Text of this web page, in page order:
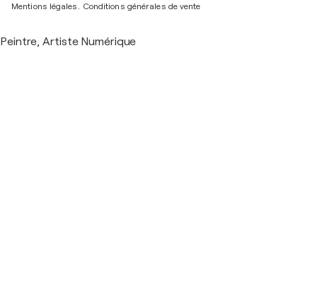
Mentions légales. Conditions générales de vente
Peintre, Artiste Numérique